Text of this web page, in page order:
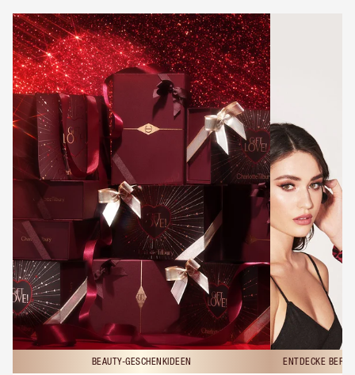
BEAUTY-GESCHENKIDEEN ENTDECKE